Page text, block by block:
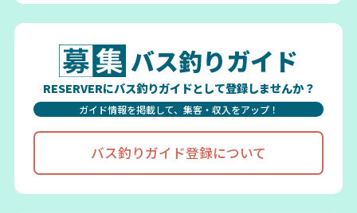
バス釣りガイド
RESERVERにバス釣りガイドとして登録しませんか？
ガイド情報を掲載して、集客・収入をアップ！
バス釣りガイド登録について